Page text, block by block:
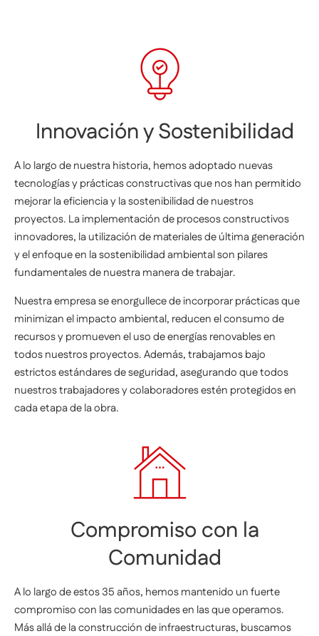
Innovación y Sostenibilidad
A lo largo de nuestra historia, hemos adoptado nuevas
tecnologías y prácticas constructivas que nos han permitido
mejorar la eficiencia y la sostenibilidad de nuestros
proyectos. La implementación de procesos constructivos
innovadores, la utilización de materiales de última generación
y el enfoque en la sostenibilidad ambiental son pilares
fundamentales de nuestra manera de trabajar.
Nuestra empresa se enorgullece de incorporar prácticas que
minimizan el impacto ambiental, reducen el consumo de
recursos y promueven el uso de energías renovables en
todos nuestros proyectos. Además, trabajamos bajo
estrictos estándares de seguridad, asegurando que todos
nuestros trabajadores y colaboradores estén protegidos en
cada etapa de la obra.
Compromiso con la
Comunidad
A lo largo de estos 35 años, hemos mantenido un fuerte
compromiso con las comunidades en las que operamos.
Más allá de la construcción de infraestructuras, buscamos